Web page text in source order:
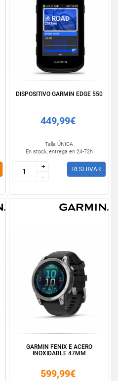
DISPOSITIVO GARMIN EDGE 550
449,99€
Talla ÚNICA
En stock, entrega en 24-72h
+
-
+
-
RESERVAR
GARMIN FENIX E ACERO
INOXIDABLE 47MM
599,99€